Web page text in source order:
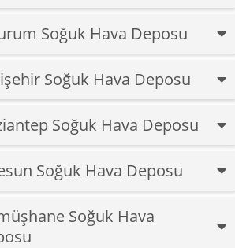
Soğuk Hava Deposu
Soğuk Hava Deposu
Soğuk Hava Deposu
Soğuk Hava Deposu
Soğuk Hava